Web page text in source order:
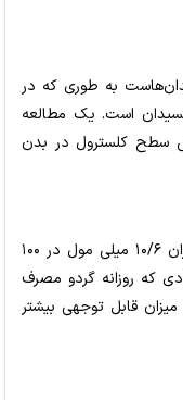
به طوری که در
مولار آنتی اکسیدان است. یک مطالعه
سطح کلسترول در بدن
دارای درصد بالایی از آنتی اکسیدان‌ها به میزان ۱۰/۶ میلی مول در ۱۰۰
که روزانه گردو مصرف
قابل توجهی بیشتر